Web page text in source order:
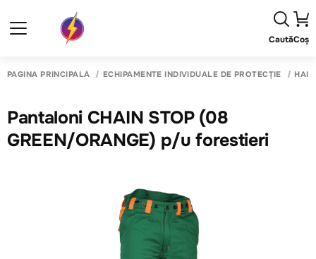
CautăCoș
PAGINA PRINCIPALĂ ECHIPAMENTE INDIVIDUALE DE PROTECȚIE
Pantaloni CHAIN STOP (08
GREEN/ORANGE) p/u forestieri